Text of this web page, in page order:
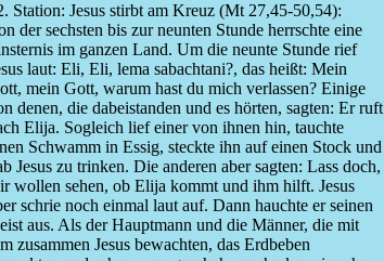
Station: Jesus stirbt am Kreuz (Mt 27,45-50,54):
der sechsten bis zur neunten Stunde herrschte eine
im ganzen Land. Um die neunte Stunde rief
laut: Eli, Eli, lema sabachtani?, das heißt: Mein
mein Gott, warum hast du mich verlassen? Einige
denen, die dabeistanden und es hörten, sagten: Er ruft
Elija. Sogleich lief einer von ihnen hin, tauchte
Schwamm in Essig, steckte ihn auf einen Stock und
Jesus zu trinken. Die anderen aber sagten: Lass doch,
wollen sehen, ob Elija kommt und ihm hilft. Jesus
schrie noch einmal laut auf. Dann hauchte er seinen
aus. Als der Hauptmann und die Männer, die mit
zusammen Jesus bewachten, das Erdbeben